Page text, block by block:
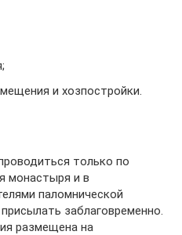
и хозпостройки.
только по
монастыря и в
паломнической
заблаговременно.
размещена на